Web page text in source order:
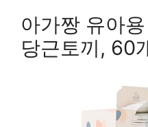
아가짱 유아
당근토끼, 60